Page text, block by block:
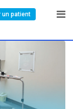
un patient